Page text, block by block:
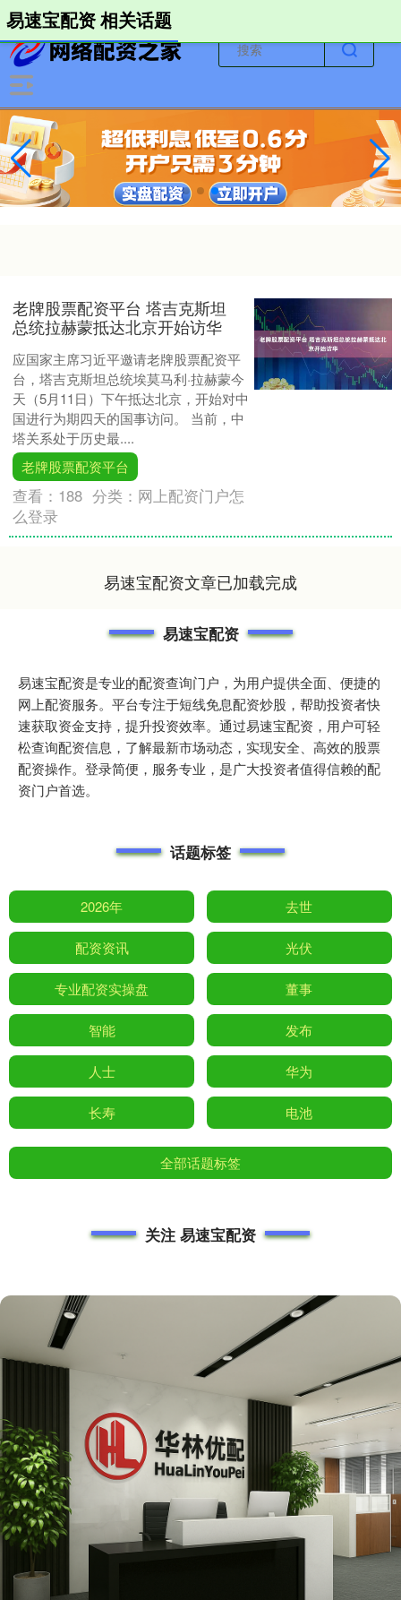
-->
易速宝配资 相关话题
老牌股票配资平台 塔吉克斯坦
总统拉赫蒙抵达北京开始访华
应国家主席习近平邀请老牌股票配资平
台，塔吉克斯坦总统埃莫马利·拉赫蒙今
天（5月11日）下午抵达北京，开始对中
国进行为期四天的国事访问。 当前，中
塔关系处于历史最....
老牌股票配资平台
查看： 188 分类： 网上配资门户怎
么登录
易速宝配资文章已加载完成
易速宝配资
易速宝配资是专业的配资查询门户，为用户提供全面、便捷的
网上配资服务。平台专注于短线免息配资炒股，帮助投资者快
速获取资金支持，提升投资效率。通过易速宝配资，用户可轻
松查询配资信息，了解最新市场动态，实现安全、高效的股票
配资操作。登录简便，服务专业，是广大投资者值得信赖的配
资门户首选。
话题标签
2026年 去世
配资资讯 光伏
专业配资实操盘 董事
智能 发布
人士 华为
长寿 电池
全部话题标签
关注 易速宝配资